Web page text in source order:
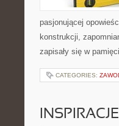
pasjonującej
konstrukcji,
zapisały się w
CATEGORIES: